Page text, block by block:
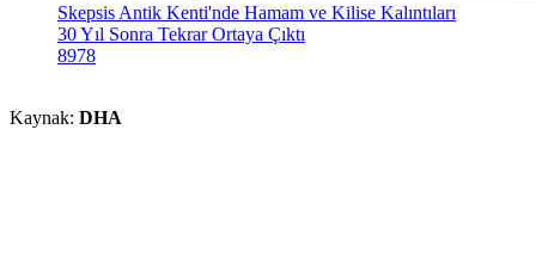
Skepsis Antik Kenti'nde Hamam ve Kilise Kalıntıları
30 Yıl Sonra Tekrar Ortaya Çıktı
8978
Kaynak: DHA